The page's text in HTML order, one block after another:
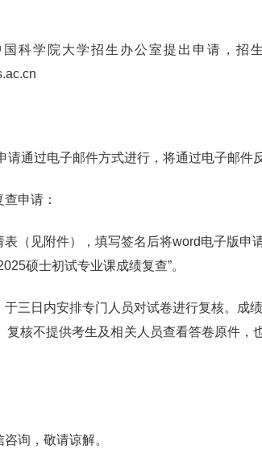
科学院大学招生办公室提出申请，招
通过电子邮件方式进行，将通过电子邮件
申请：
（见附件），填写签名后将word电子版
硕士初试专业课成绩复查”。
三日内安排专门人员对试卷进行复核。
核不提供考生及相关人员查看答卷原件
询，敬请谅解。